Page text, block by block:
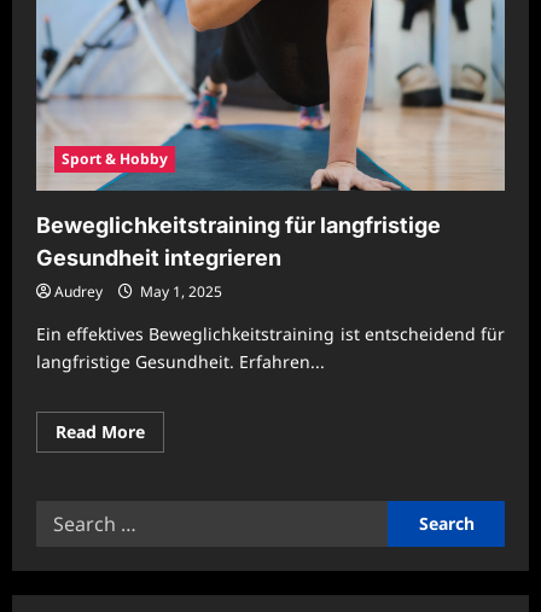
Sport & Hobby
Beweglichkeitstraining für langfristige
Gesundheit integrieren
Audrey May 1, 2025
Ein effektives Beweglichkeitstraining ist entscheidend für
langfristige Gesundheit. Erfahren...
Read MoreRead
more
Search